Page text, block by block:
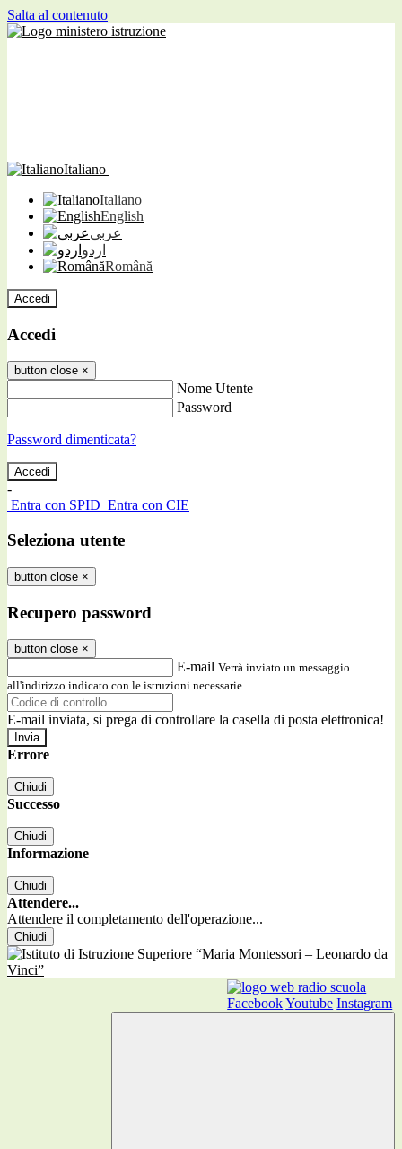
Salta al contenuto
Italiano
Italiano
English
عربى
اردو
Română
Accedi
Accedi
button close ×
Nome Utente
Password
Password dimenticata?
-
Entra con SPID Entra con CIE
Seleziona utente
button close ×
Recupero password
button close ×
E-mail Verrà inviato un messaggio
all'indirizzo indicato con le istruzioni necessarie.
E-mail inviata, si prega di controllare la casella di posta elettronica!
Errore
Chiudi
Successo
Chiudi
Informazione
Chiudi
Attendere...
Attendere il completamento dell'operazione...
Chiudi
FacebookYoutube Instagram